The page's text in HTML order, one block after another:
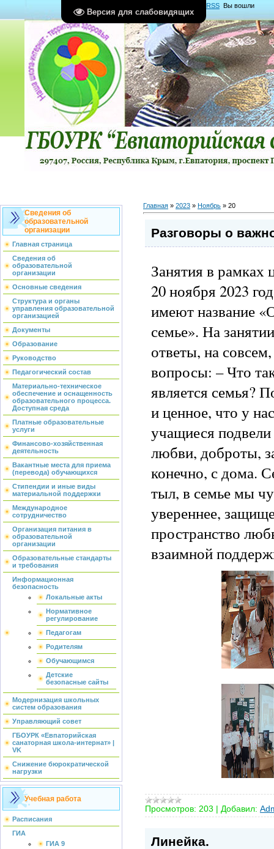
Версия для слабовидящих
RSS Вы вошли
какГость Группа "Гости"
Сведения об
образовательной
организации
Главная страница
Сведения об
образовательной
организации
Основные сведения
Структура и органы
управления образовательной
организацией
Документы
Образование
Руководство
Педагогический состав
Материально-техническое
обеспечение и оснащенность
образовательного процесса.
Доступная среда
Платные образовательные
услуги
Финансово-хозяйственная
деятельность
Вакантные места для приема
(перевода) обучающихся
Стипендии и иные виды
материальной поддержки
Международное
сотрудничество
Организация питания в
образовательной
организации
Образовательные стандарты
и требования
Информационная
безопасность
Локальные акты
Нормативное
регулирование
Педагогам
Родителям
Обучающимся
Детские
безопасные сайты
Модернизация школьных
систем образования
Управляющий совет
ГБОУРК «Евпаторийская
санаторная школа-интернат» |
VK
Снижение бюрократической
нагрузки
Учебная работа
Расписания
ГИА
ГИА 9
Главная » 2023 » Ноябрь » 20
Разговоры о
Занятия в рамках
20 ноября 2023
имеют название
семье». На
ответы, на
вопросы: – Что
является семья?
и ценное, что у
учащиеся
любви, доброты,
конечно, с дома.
тыл, в семье мы
увереннее,
пространство
взаимной
Просмотров: 203 | Добавил:
Линейка.